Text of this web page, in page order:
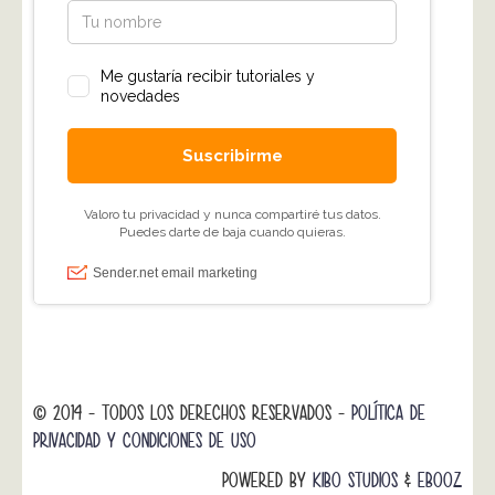
© 2014 - TODOS LOS DERECHOS RESERVADOS - POLÍTICA DE
PRIVACIDAD Y CONDICIONES DE USO
POWERED BY KIBO STUDIOS & EBOOZ